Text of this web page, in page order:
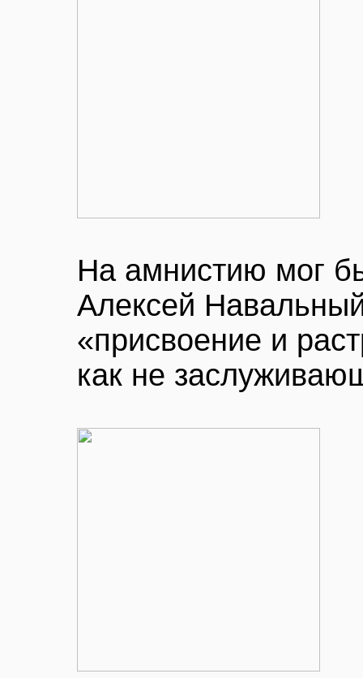
На амнистию мог
Алексей
«присвоение и
как не